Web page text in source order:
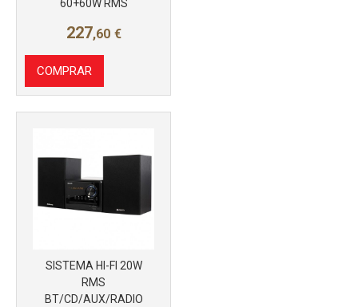
60+60W RMS
227,60 €
COMPRAR
SISTEMA HI-FI 20W
RMS
BT/CD/AUX/RADIO